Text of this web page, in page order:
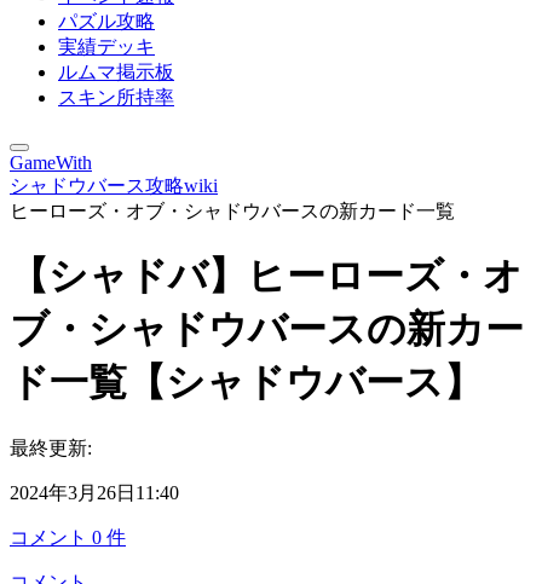
パズル攻略
実績デッキ
ルムマ掲示板
スキン所持率
GameWith
シャドウバース攻略wiki
ヒーローズ・オブ・シャドウバースの新カード一覧
【シャドバ】ヒーローズ・オ
ブ・シャドウバースの新カー
ド一覧【シャドウバース】
最終更新:
2024年3月26日11:40
コメント 0 件